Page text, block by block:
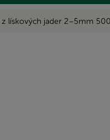
z lískových jader 2–5mm